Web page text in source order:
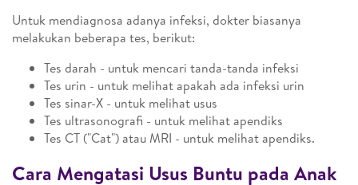
Untuk mendiagnosa adanya infeksi, dokter biasanya
melakukan beberapa tes, berikut:
Tes darah - untuk mencari tanda-tanda infeksi
Tes urin - untuk melihat apakah ada infeksi urin
Tes sinar-X - untuk melihat usus
Tes ultrasonografi - untuk melihat apendiks
Tes CT ("Cat") atau MRI - untuk melihat apendiks.
Cara Mengatasi Usus Buntu pada Anak